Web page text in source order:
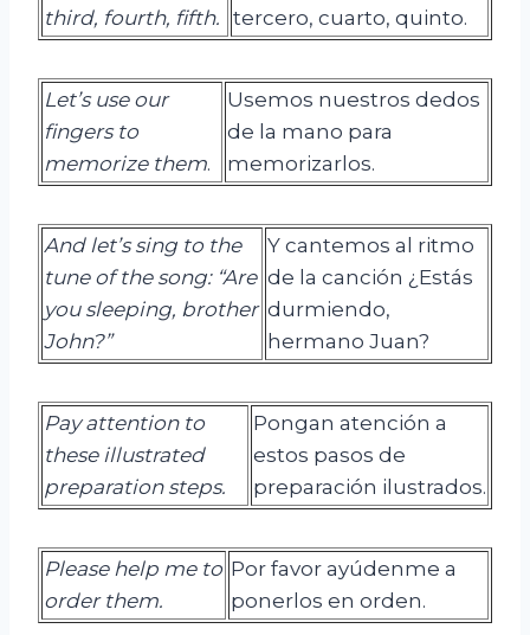
third, fourth, fifth. tercero, cuarto, quinto.
Let’s use our
fingers to
memorize them.
Usemos nuestros dedos
de la mano para
memorizarlos.
And let’s sing to the
tune of the song: “Are
you sleeping, brother
John?”
Y cantemos al ritmo
de la canción ¿Estás
durmiendo,
hermano Juan?
Pay attention to
these illustrated
preparation steps.
Pongan atención a
estos pasos de
preparación ilustrados.
Please help me to
order them.
Por favor ayúdenme a
ponerlos en orden.